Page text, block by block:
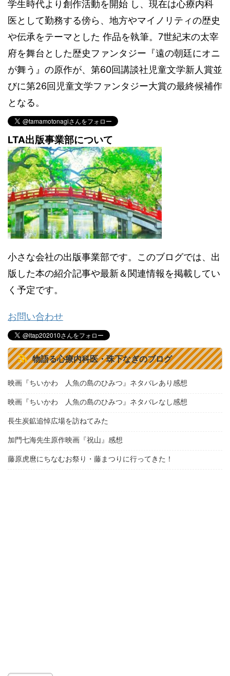
学生時代より創作活動を開始 し、現在は心療内科
医として勤務する傍ら、地方やマイノリティの歴史
や伝承をテーマとした 作品を執筆。7世紀末の太宰
府を舞台とした歴史ファンタジー『遠の朝廷にオニ
が舞う』の原作が、第60回講談社児童文学新人賞並
びに第26回児童文学ファンタジー大賞の最終候補作
となる。
LTA出版事業部について
小さな会社の出版事業部です。このブログでは、出
版した本の紹介記事や最新＆関連情報を掲載してい
く予定です。
お問い合わせ
物語る心療内科医・珠下なぎのブログ
映画『ちいかわ 人魚の島のひみつ』ネタバレあり感想
映画『ちいかわ 人魚の島のひみつ』ネタバレなし感想
長生炭鉱追悼広場を訪ねてみた
加門七海先生原作映画『祝山』感想
藤原虎麿にちなむお祭り・藤まつりに行ってきた！